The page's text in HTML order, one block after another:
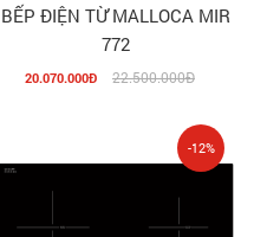
BẾP ĐIỆN TỪ MALLOCA MIR
772
20.070.000Đ 22.500.000Đ
-12%